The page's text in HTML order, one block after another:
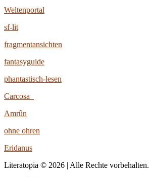
Weltenportal
sf-lit
fragmentansichten
fantasyguide
phantastisch-lesen
Carcosa
Amrûn
ohne ohren
Eridanus
Literatopia © 2026 | Alle Rechte vorbehalten.